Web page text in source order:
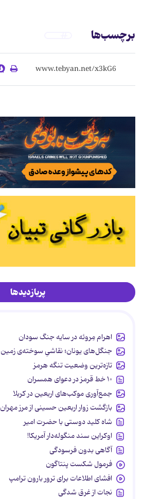
برچسب‌ها
پربازدیدها
اهرام مِروئه در سایه جنگ سودان
جنگل‌های یونان؛ نقاشیِ سوخته‌ی زمین
تازه‌ترین وضعیت تنگه هرمز
۱۰ خط قرمز در دعوای همسران
جمع‌آوری موکب‌های اربعین در کربلا
بازگشت زوار اربعین حسینی از مرز مهران
شاه کلید دوستی با حضرت امیر
اوکراین سند منگوله‌دار آمریکا!
آگاهی بدون فرسودگی
فرمول شکست پنتاگون
افشای اطلاعات برای ترور بارون ترامپ
نجات از غرق شدگی